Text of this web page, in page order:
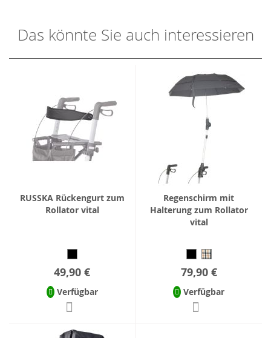
Das könnte Sie auch interessieren
RUSSKA Rückengurt zum
Rollator vital
49,90 €
Verfügbar
Regenschirm mit
Halterung zum Rollator
vital
79,90 €
Verfügbar